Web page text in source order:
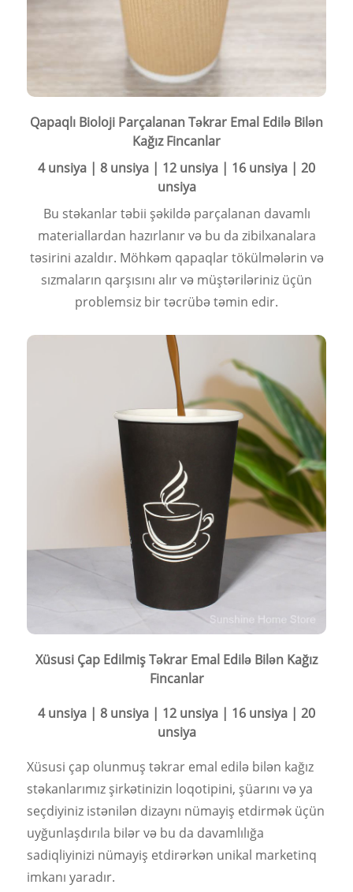
Qapaqlı Bioloji Parçalanan Təkrar Emal Edilə Bilən
Kağız Fincanlar
4 unsiya | 8 unsiya | 12 unsiya | 16 unsiya | 20
unsiya
Bu stəkanlar təbii şəkildə parçalanan davamlı
materiallardan hazırlanır və bu da zibilxanalara
təsirini azaldır. Möhkəm qapaqlar tökülmələrin və
sızmaların qarşısını alır və müştəriləriniz üçün
problemsiz bir təcrübə təmin edir.
Xüsusi Çap Edilmiş Təkrar Emal Edilə Bilən Kağız
Fincanlar
4 unsiya | 8 unsiya | 12 unsiya | 16 unsiya | 20
unsiya
Xüsusi çap olunmuş təkrar emal edilə bilən kağız
stəkanlarımız şirkətinizin loqotipini, şüarını və ya
seçdiyiniz istənilən dizaynı nümayiş etdirmək üçün
uyğunlaşdırıla bilər və bu da davamlılığa
sadiqliyinizi nümayiş etdirərkən unikal marketinq
imkanı yaradır.